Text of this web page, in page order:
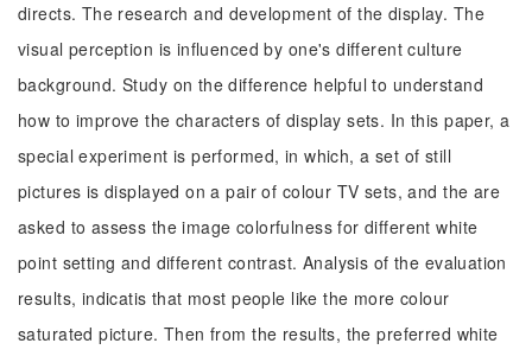
directs. The research and development of the display. The
visual perception is influenced by one's different culture
background. Study on the difference helpful to understand
how to improve the characters of display sets. In this paper, a
special experiment is performed, in which, a set of still
pictures is displayed on a pair of colour TV sets, and the are
asked to assess the image colorfulness for different white
point setting and different contrast. Analysis of the evaluation
results, indicatis that most people like the more colour
saturated picture. Then from the results, the preferred white